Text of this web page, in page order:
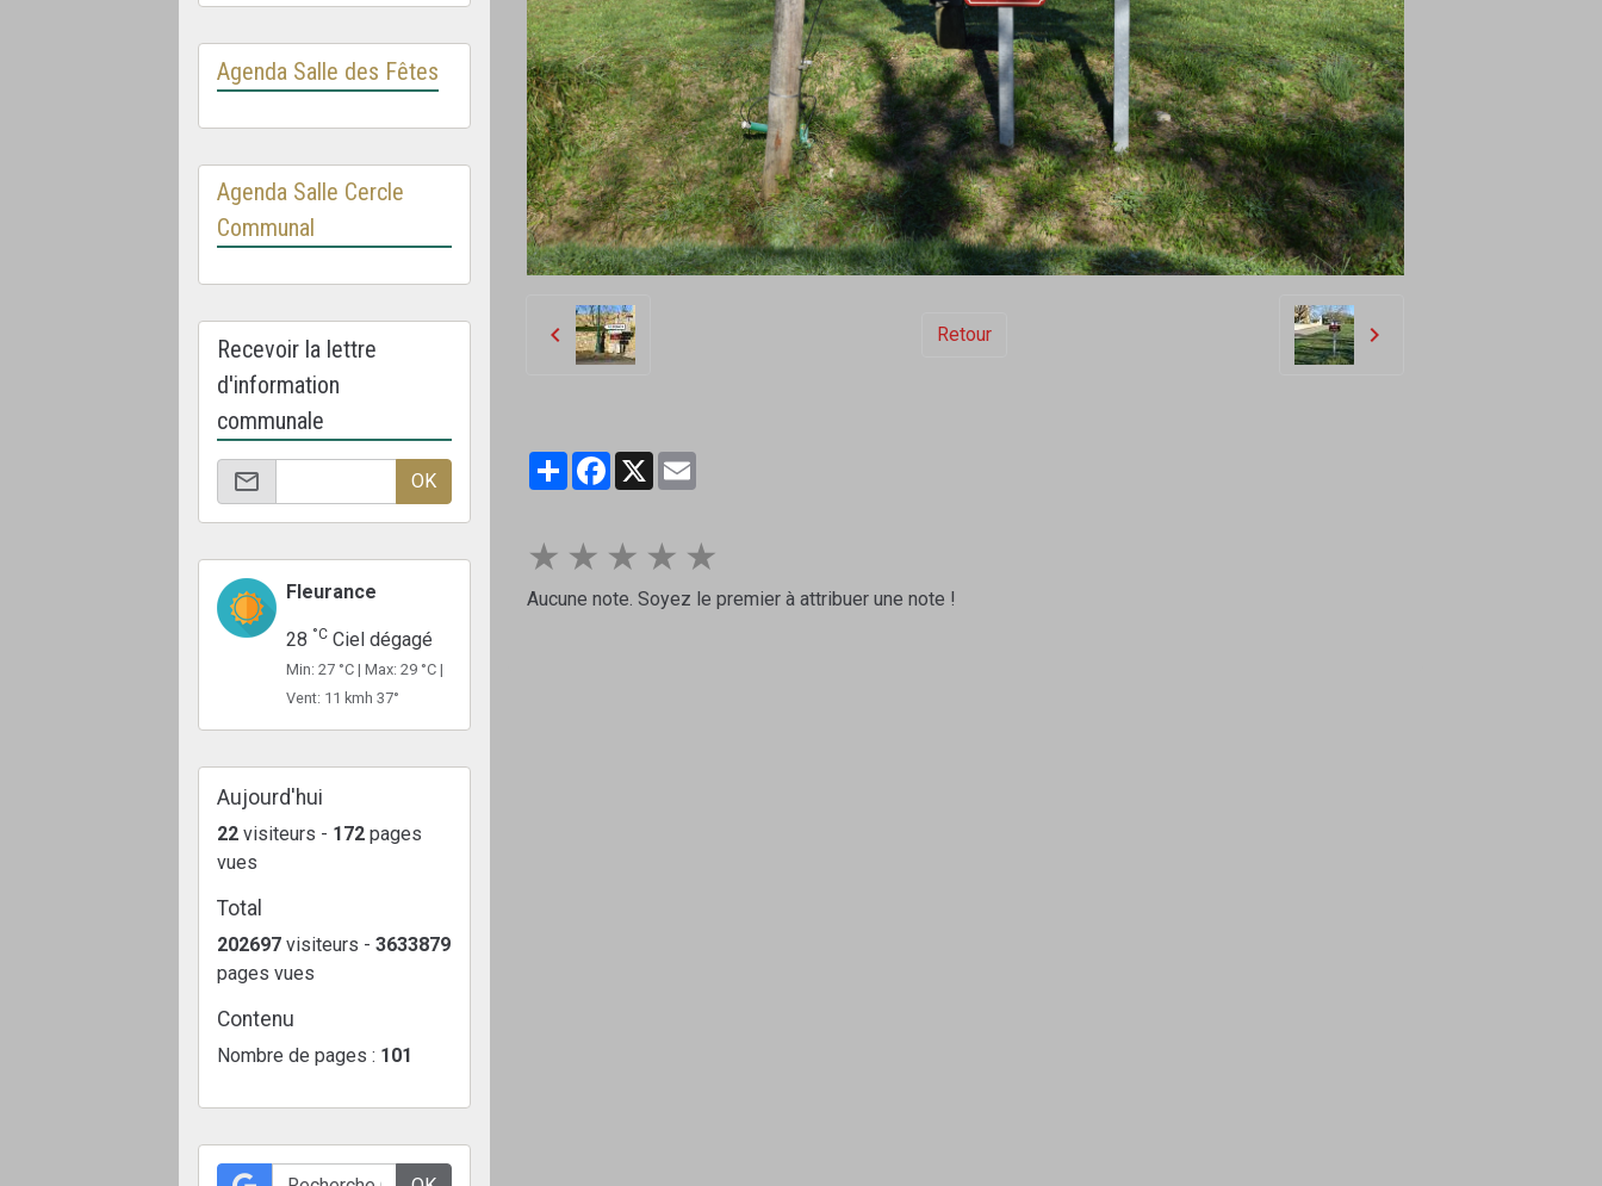
Retour
PartagerFacebook
X
★ ★ ★ ★ ★
Aucune note. Soyez le premier à attribuer une note !
Agenda Salle des Fêtes
Agenda Salle Cercle
Communal
Recevoir la lettre
d'information
communale
OK
Fleurance
28 °C Ciel dégagé
Min: 27 °C | Max: 29 °C |
Vent: 11 kmh 37°
Aujourd'hui
22 visiteurs - 172 pages
vues
Total
202697 visiteurs -3633879
pages vues
Contenu
Nombre de pages : 101